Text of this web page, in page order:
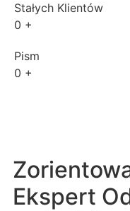
Stałych Klientów
0 +
Pism
0 +
Ekspert